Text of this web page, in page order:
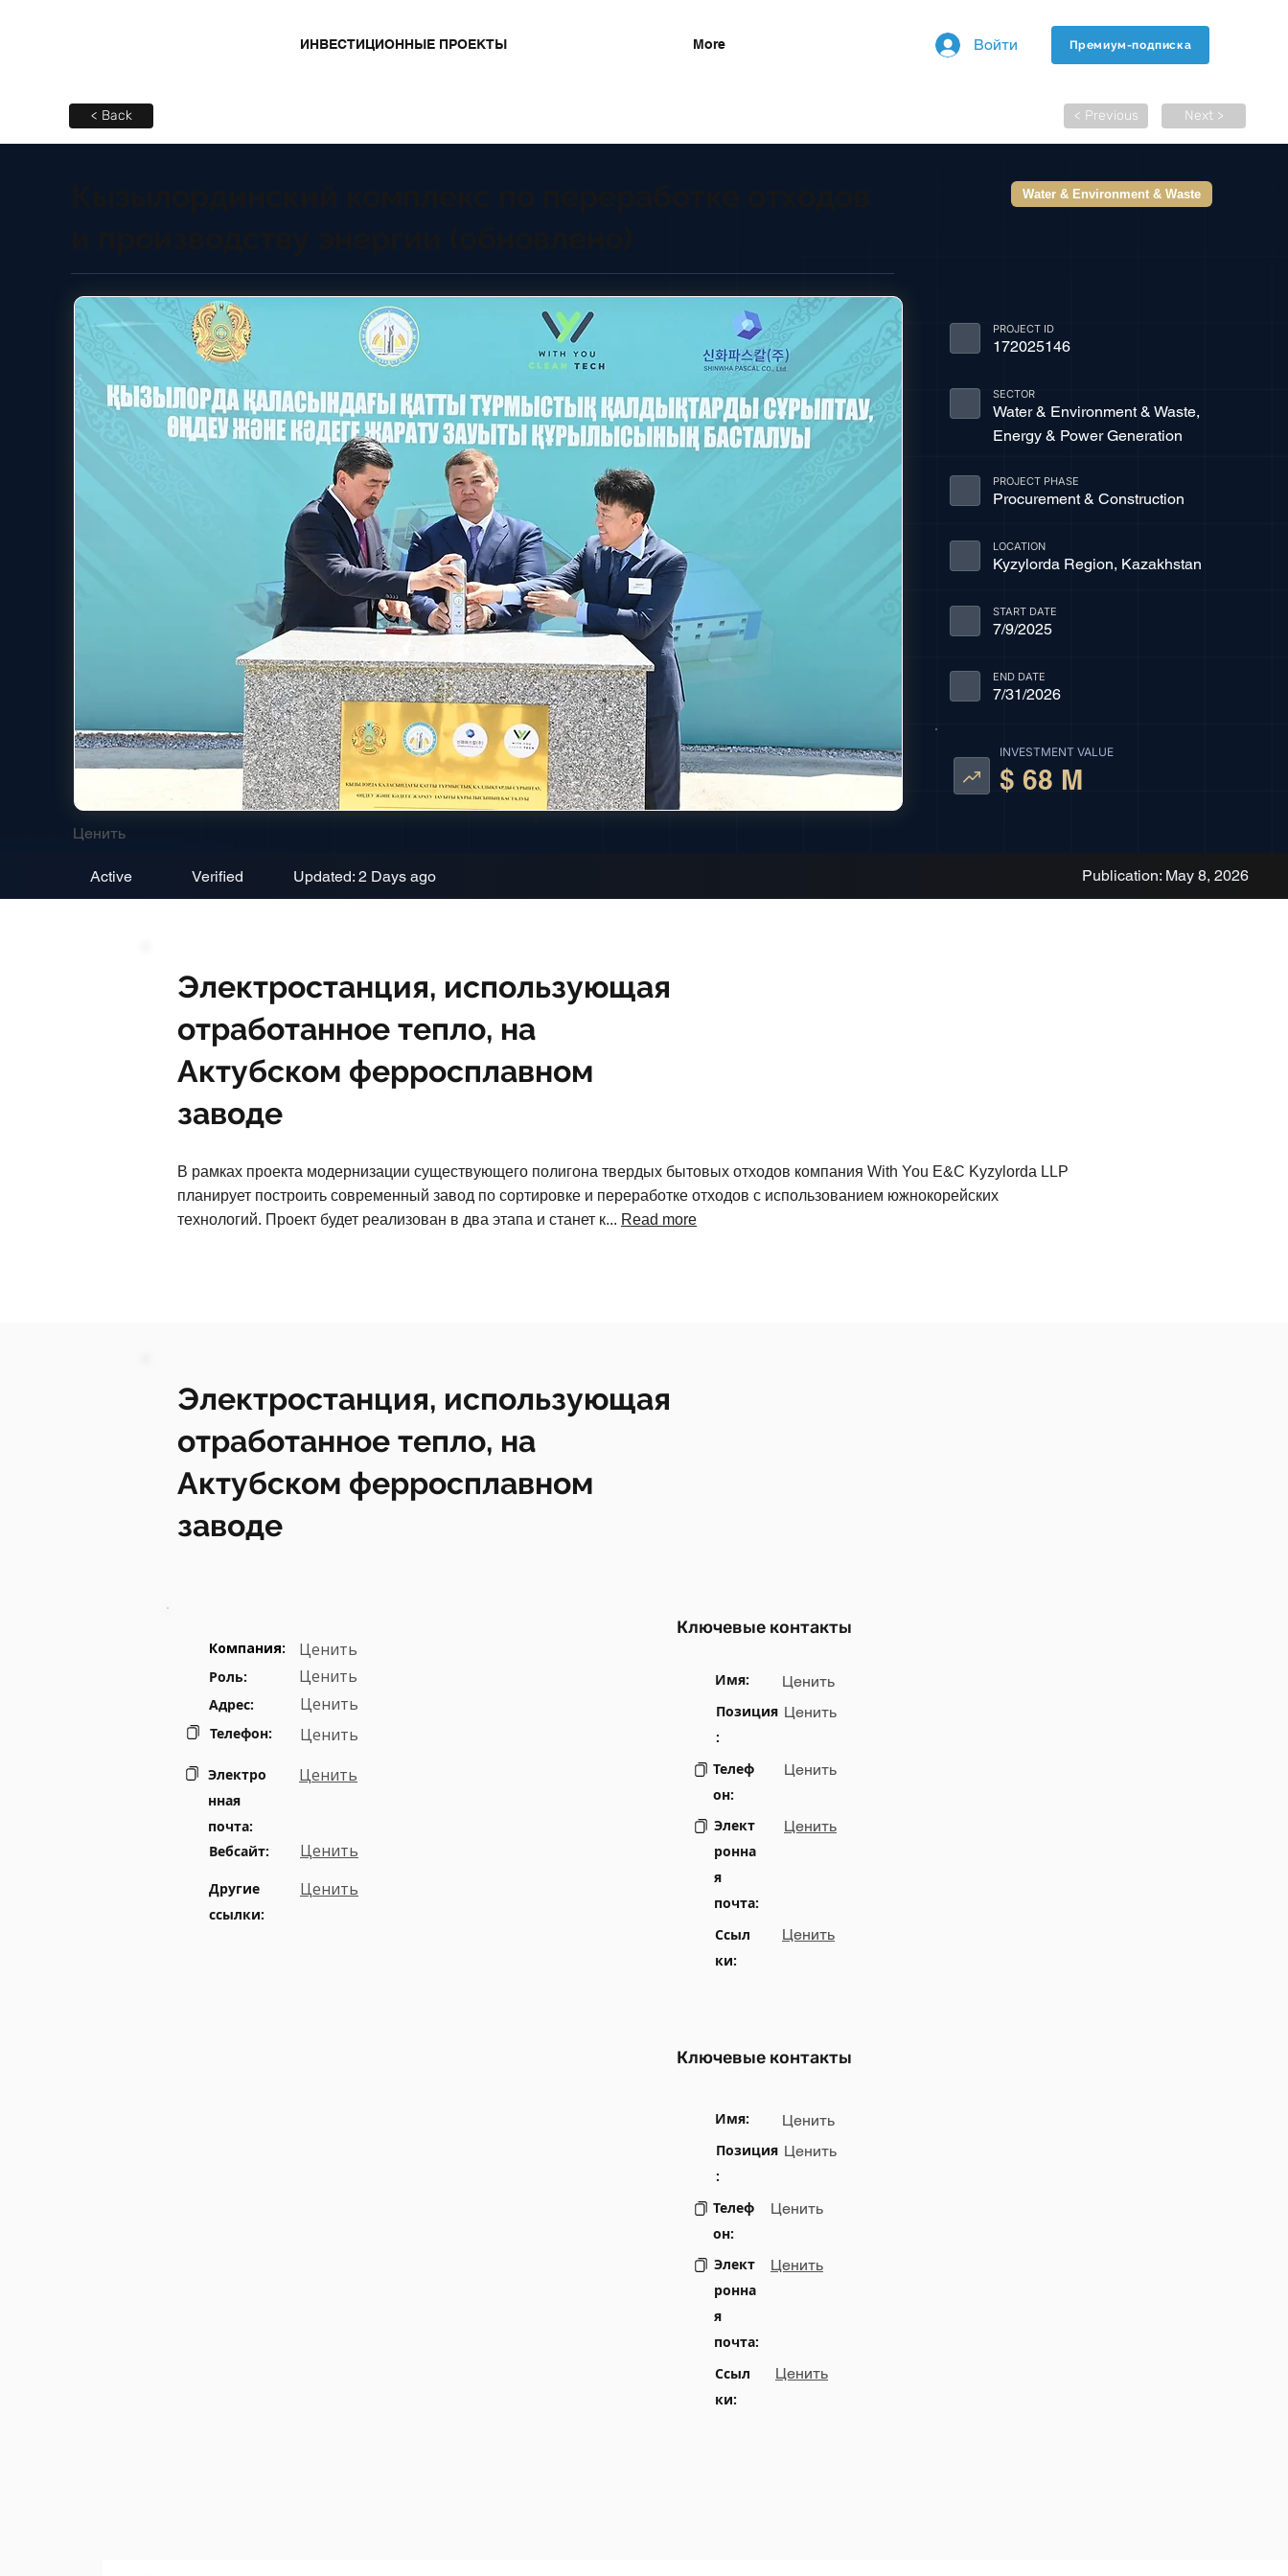
ИНВЕСТИЦИОННЫЕ ПРОЕКТЫ More Войти Премиум-подписка
< Back < Previous Next >
Water & Environment & Waste
Ценить
PROJECT ID
172025146
SECTOR
Water & Environment & Waste,
Energy & Power Generation
PROJECT PHASE
Procurement & Construction
LOCATION
Kyzylorda Region, Kazakhstan
START DATE
7/9/2025
END DATE
7/31/2026
INVESTMENT VALUE
$ 68 M
Active Verified Updated: 2 Days ago Publication: May 8, 2026
Электростанция, использующая
отработанное тепло, на
Актубском ферросплавном
заводе
В рамках проекта модернизации существующего полигона твердых бытовых отходов компания With You E&C Kyzylorda LLP
планирует построить современный завод по сортировке и переработке отходов с использованием южнокорейских
технологий. Проект будет реализован в два этапа и станет к... Read more
Электростанция, использующая
отработанное тепло, на
Актубском ферросплавном
заводе
Компания: Ценить
Роль: Ценить
Адрес: Ценить
Телефон: Ценить
Электро
нная
почта:
Ценить
Другие
ссылки:
Ценить
Вебсайт: Ценить
Ключевые контакты
Имя:
Ценить
Позиция
:
Ценить
Телеф
он:
Ценить
Элект
ронна
я
почта:
Ценить
Ссыл
ки:
Ценить
Ключевые контакты
Имя:
Ценить
Позиция
:
Ценить
Телеф
он:
Ценить
Элект
ронна
я
почта:
Ценить
Ссыл
ки:
Ценить